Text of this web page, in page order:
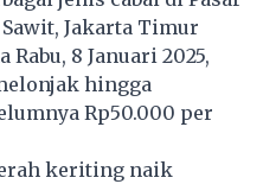
Jakarta Timur
8 Januari 2025,
hingga
Rp50.000 per
keriting naik